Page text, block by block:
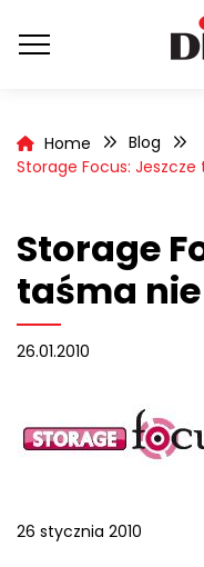
Home
Blog
Storage Focus:
Storage
taśma
26.01.2010
26 stycznia 2010